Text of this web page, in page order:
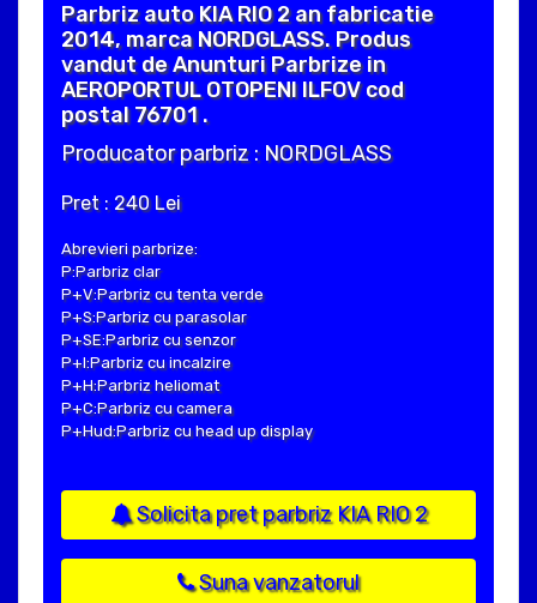
Parbriz auto KIA RIO 2 an fabricatie
2014, marca NORDGLASS. Produs
vandut de Anunturi Parbrize in
AEROPORTUL OTOPENI ILFOV cod
postal 76701 .
Producator parbriz : NORDGLASS
Pret : 240 Lei
Abrevieri parbrize:
P:Parbriz clar
P+V:Parbriz cu tenta verde
P+S:Parbriz cu parasolar
P+SE:Parbriz cu senzor
P+I:Parbriz cu incalzire
P+H:Parbriz heliomat
P+C:Parbriz cu camera
P+Hud:Parbriz cu head up display
Solicita pret parbriz KIA RIO 2
Suna vanzatorul